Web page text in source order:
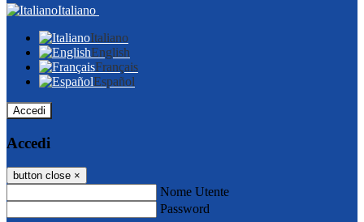
Italiano
Italiano
English
Français
Español
Accedi
Accedi
button close ×
Nome Utente
Password